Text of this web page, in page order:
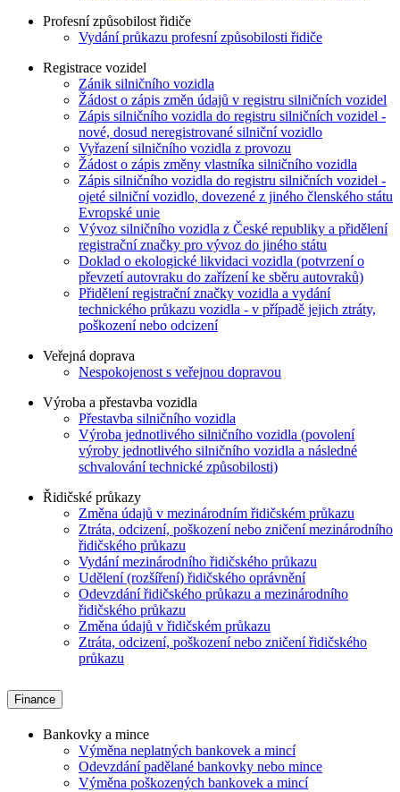
Profesní způsobilost řidiče
Vydání průkazu profesní způsobilosti řidiče
Registrace vozidel
Zánik silničního vozidla
Žádost o zápis změn údajů v registru silničních vozidel
Zápis silničního vozidla do registru silničních vozidel -
nové, dosud neregistrované silniční vozidlo
Vyřazení silničního vozidla z provozu
Žádost o zápis změny vlastníka silničního vozidla
Zápis silničního vozidla do registru silničních vozidel -
ojeté silniční vozidlo, dovezené z jiného členského státu
Evropské unie
Vývoz silničního vozidla z České republiky a přidělení
registrační značky pro vývoz do jiného státu
Doklad o ekologické likvidaci vozidla (potvrzení o
převzetí autovraku do zařízení ke sběru autovraků)
Přidělení registrační značky vozidla a vydání
technického průkazu vozidla - v případě jejich ztráty,
poškození nebo odcizení
Veřejná doprava
Nespokojenost s veřejnou dopravou
Výroba a přestavba vozidla
Přestavba silničního vozidla
Výroba jednotlivého silničního vozidla (povolení
výroby jednotlivého silničního vozidla a následné
schvalování technické způsobilosti)
Řidičské průkazy
Změna údajů v mezinárodním řidičském průkazu
Ztráta, odcizení, poškození nebo zničení mezinárodního
řidičského průkazu
Vydání mezinárodního řidičského průkazu
Udělení (rozšíření) řidičského oprávnění
Odevzdání řidičského průkazu a mezinárodního
řidičského průkazu
Změna údajů v řidičském průkazu
Ztráta, odcizení, poškození nebo zničení řidičského
průkazu
Finance
Bankovky a mince
Výměna neplatných bankovek a mincí
Odevzdání padělané bankovky nebo mince
Výměna poškozených bankovek a mincí